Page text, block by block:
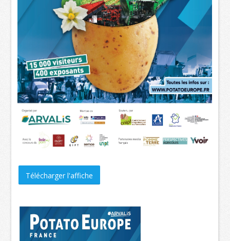
Télécharger l'affiche